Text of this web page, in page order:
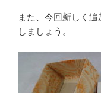
また、今回新しく
しましょう。